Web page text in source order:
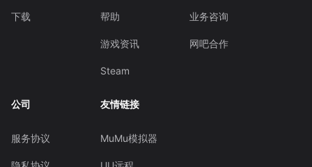
下载 帮助
游戏资讯
Steam
业务咨询
网吧合作
公司
服务协议
友情链接
MuMu模拟器